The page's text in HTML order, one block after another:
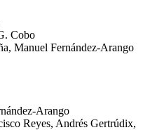
Cobo
Manuel Fernández-Arango
Arango
Reyes, Andrés Gertrúdix,